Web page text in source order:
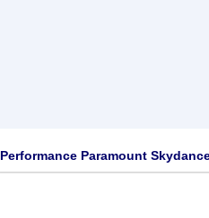
Performance Paramount